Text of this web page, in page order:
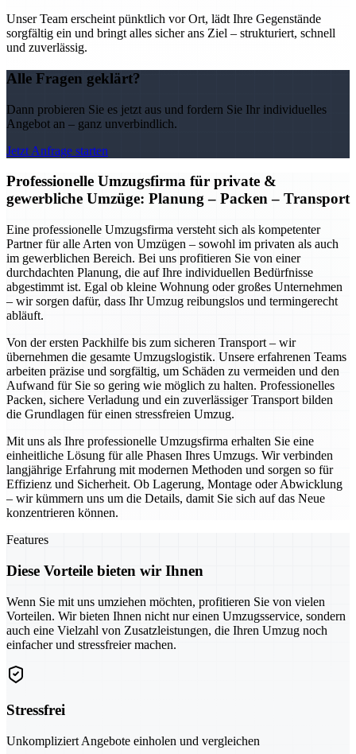
Unser Team erscheint pünktlich vor Ort, lädt Ihre Gegenstände
sorgfältig ein und bringt alles sicher ans Ziel – strukturiert, schnell
und zuverlässig.
Alle Fragen geklärt?
Dann probieren Sie es jetzt aus und fordern Sie Ihr individuelles
Angebot an – ganz unverbindlich.
Jetzt Anfrage starten
Professionelle Umzugsfirma für private &
gewerbliche Umzüge: Planung – Packen – Transport
Eine professionelle Umzugsfirma versteht sich als kompetenter
Partner für alle Arten von Umzügen – sowohl im privaten als auch
im gewerblichen Bereich. Bei uns profitieren Sie von einer
durchdachten Planung, die auf Ihre individuellen Bedürfnisse
abgestimmt ist. Egal ob kleine Wohnung oder großes Unternehmen
– wir sorgen dafür, dass Ihr Umzug reibungslos und termingerecht
abläuft.
Von der ersten Packhilfe bis zum sicheren Transport – wir
übernehmen die gesamte Umzugslogistik. Unsere erfahrenen Teams
arbeiten präzise und sorgfältig, um Schäden zu vermeiden und den
Aufwand für Sie so gering wie möglich zu halten. Professionelles
Packen, sichere Verladung und ein zuverlässiger Transport bilden
die Grundlagen für einen stressfreien Umzug.
Mit uns als Ihre professionelle Umzugsfirma erhalten Sie eine
einheitliche Lösung für alle Phasen Ihres Umzugs. Wir verbinden
langjährige Erfahrung mit modernen Methoden und sorgen so für
Effizienz und Sicherheit. Ob Lagerung, Montage oder Abwicklung
– wir kümmern uns um die Details, damit Sie sich auf das Neue
konzentrieren können.
Features
Diese Vorteile bieten wir Ihnen
Wenn Sie mit uns umziehen möchten, profitieren Sie von vielen
Vorteilen. Wir bieten Ihnen nicht nur einen Umzugsservice, sondern
auch eine Vielzahl von Zusatzleistungen, die Ihren Umzug noch
einfacher und stressfreier machen.
Stressfrei
Unkompliziert Angebote einholen und vergleichen